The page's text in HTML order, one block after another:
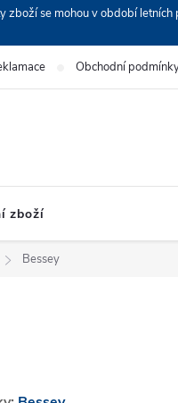
zboží se mohou v období
Obchodní
zboží
Bessey